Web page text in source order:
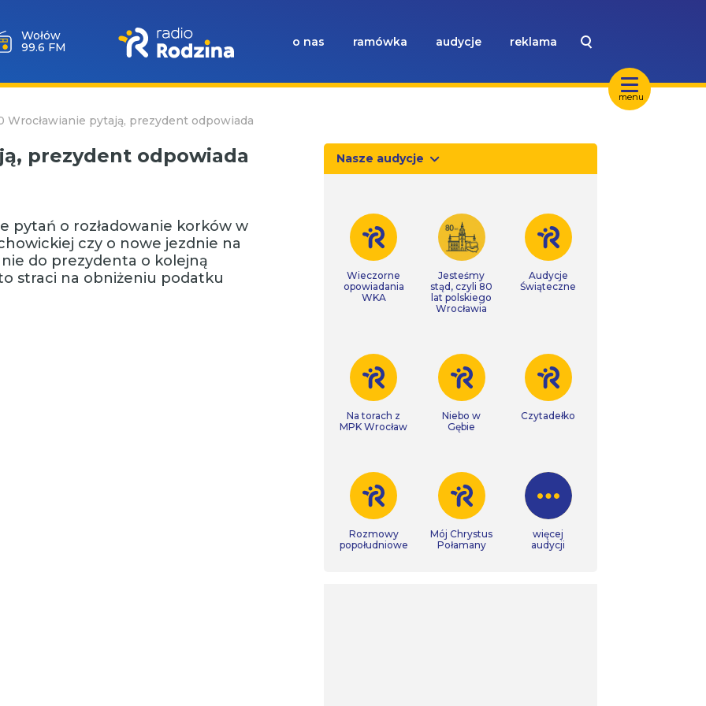
menu
Wołów
99.6 FM
o nas ramówka audycje reklama
Wrocławianie pytają, prezydent odpowiada
prezydent odpowiada
pytań o rozładowanie korków w
czy o nowe jezdnie na
do prezydenta o kolejną
straci na obniżeniu podatku
Nasze audycje
Wieczorne
opowiadania
WKA
Jesteśmy
stąd, czyli 80
lat polskiego
Wrocławia
Audycje
Świąteczne
Na torach z
MPK Wrocław
Niebo w
Gębie
Czytadełko
Rozmowy
popołudniowe
Mój Chrystus
Połamany
więcej
audycji